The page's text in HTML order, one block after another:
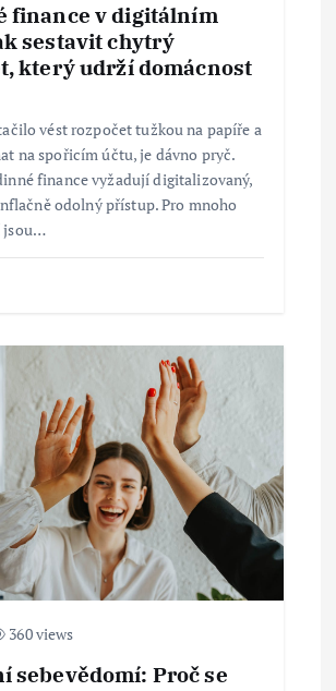
finance v digitálním
sestavit chytrý
který udrží domácnost
vést rozpočet tužkou na papíře a
na spořicím účtu, je dávno pryč.
finance vyžadují digitalizovaný,
odolný přístup. Pro mnoho
jsou…
360 views
sebevědomí: Proč se